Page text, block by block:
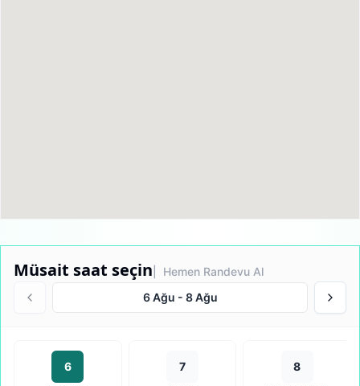
Müsait saat seçin | Hemen Randevu Al
6 Ağu - 8 Ağu
6
7
8